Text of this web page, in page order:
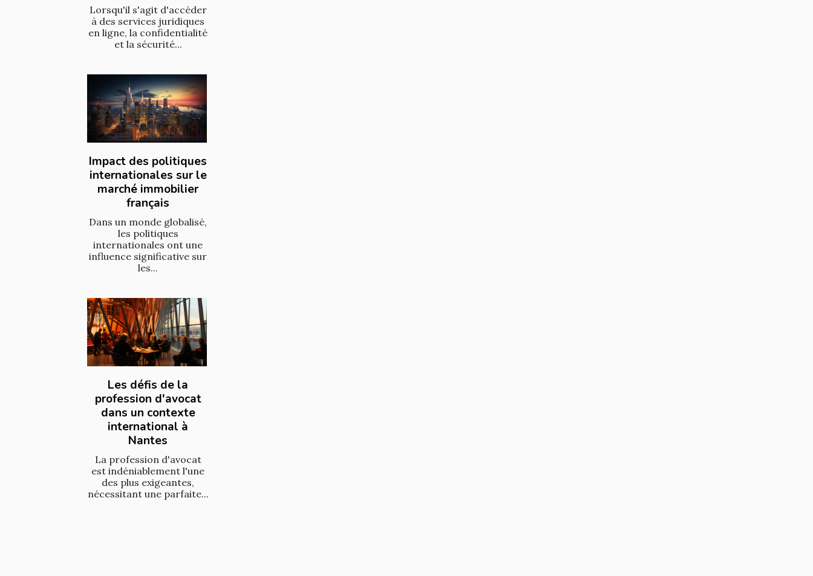
Lorsqu'il s'agit d'accéder
à des services juridiques
en ligne, la confidentialité
et la sécurité...
Impact des politiques
internationales sur le
marché immobilier
français
Dans un monde globalisé,
les politiques
internationales ont une
influence significative sur
les...
Les défis de la
profession d'avocat
dans un contexte
international à
Nantes
La profession d'avocat
est indéniablement l'une
des plus exigeantes,
nécessitant une parfaite...